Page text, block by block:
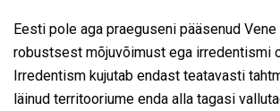
Eesti pole aga praeguseni pääsenud
robustsest mõjuvõimust ega irredentismi
Irredentism kujutab endast teatavasti
läinud territooriume enda alla tagasi